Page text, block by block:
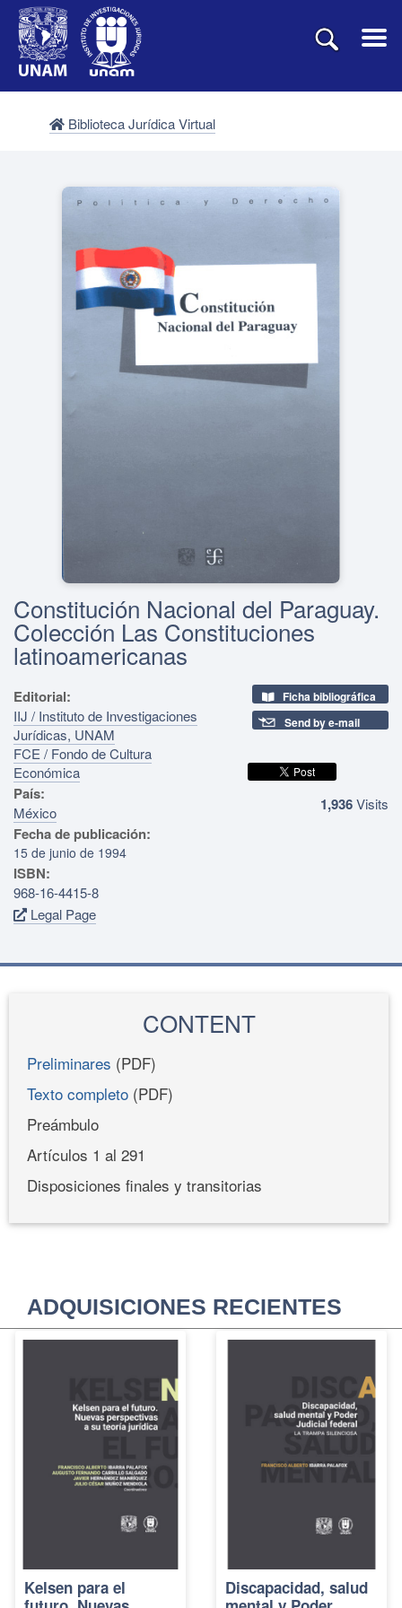
Biblioteca Jurídica Virtual
Constitución Nacional del Paraguay.
Colección Las Constituciones
latinoamericanas
Editorial:
IIJ / Instituto de Investigaciones
Jurídicas, UNAM
FCE / Fondo de Cultura
Económica
País:
México
Fecha de publicación:
15 de junio de 1994
ISBN:
968-16-4415-8
Legal Page
Ficha bibliográfica
Send by e-mail
1,936Visits
CONTENT
Preliminares (PDF)
Texto completo (PDF)
Preámbulo
Artículos 1 al 291
Disposiciones finales y transitorias
ADQUISICIONES RECIENTES
Kelsen para el
Discapacidad, salud